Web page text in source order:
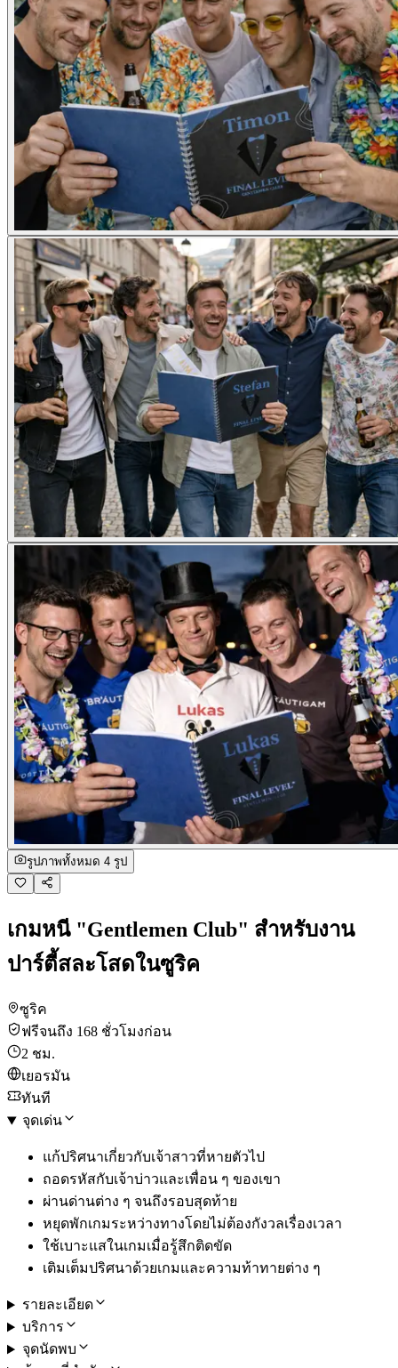
รูปภาพทั้งหมด 4 รูป
เกมหนี "Gentlemen Club" สำหรับงาน
ปาร์ตี้สละโสดในซูริค
ซูริค
ฟรีจนถึง 168 ชั่วโมงก่อน
2 ชม.
เยอรมัน
ทันที
จุดเด่น
แก้ปริศนาเกี่ยวกับเจ้าสาวที่หายตัวไป
ถอดรหัสกับเจ้าบ่าวและเพื่อน ๆ ของเขา
ผ่านด่านต่าง ๆ จนถึงรอบสุดท้าย
หยุดพักเกมระหว่างทางโดยไม่ต้องกังวลเรื่องเวลา
ใช้เบาะแสในเกมเมื่อรู้สึกติดขัด
เติมเต็มปริศนาด้วยเกมและความท้าทายต่าง ๆ
รายละเอียด
บริการ
จุดนัดพบ